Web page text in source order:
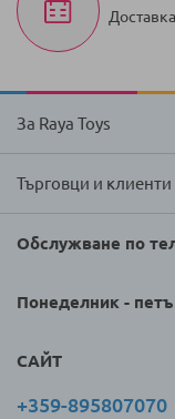
За Raya Toys
Търговци и клиенти
Обслужване по
Понеделник -
САЙТ
+359-895807070